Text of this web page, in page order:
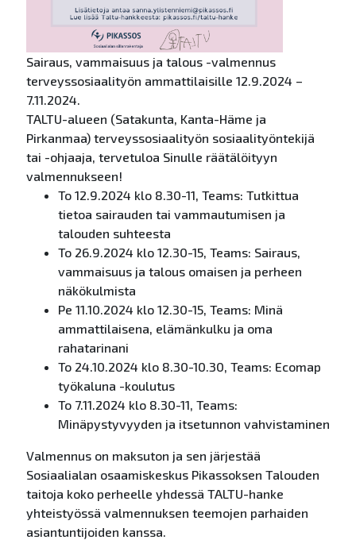
Sairaus, vammaisuus ja talous -valmennus
terveyssosiaalityön ammattilaisille 12.9.2024 –
7.11.2024.
TALTU-alueen (Satakunta, Kanta-Häme ja
Pirkanmaa) terveyssosiaalityön sosiaalityöntekijä
tai -ohjaaja, tervetuloa Sinulle räätälöityyn
valmennukseen!
To 12.9.2024 klo 8.30-11, Teams: Tutkittua
tietoa sairauden tai vammautumisen ja
talouden suhteesta
To 26.9.2024 klo 12.30-15, Teams: Sairaus,
vammaisuus ja talous omaisen ja perheen
näkökulmista
Pe 11.10.2024 klo 12.30-15, Teams: Minä
ammattilaisena, elämänkulku ja oma
rahatarinani
To 24.10.2024 klo 8.30-10.30, Teams: Ecomap
työkaluna -koulutus
To 7.11.2024 klo 8.30-11, Teams:
Minäpystyvyyden ja itsetunnon vahvistaminen
Valmennus on maksuton ja sen järjestää
Sosiaalialan osaamiskeskus Pikassoksen Talouden
taitoja koko perheelle yhdessä TALTU-hanke
yhteistyössä valmennuksen teemojen parhaiden
asiantuntijoiden kanssa.